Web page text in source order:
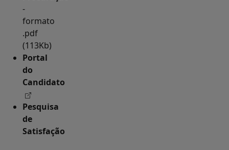
-
formato
.pdf
(113Kb)
Portal
do
Candidato
Pesquisa
de
Satisfação